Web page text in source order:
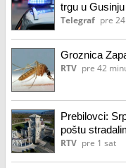
trgu u Gusinju
Telegraf pre
Groznica
RTV pre 42
Prebilovci:
poštu
RTV pre 1 sat